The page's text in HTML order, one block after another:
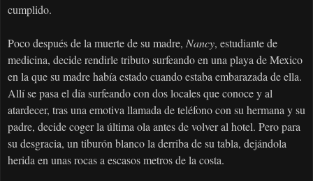
cumplido.
Poco después de la muerte de su madre, Nancy, estudiante de
medicina, decide rendirle tributo surfeando en una playa de Mexico
en la que su madre había estado cuando estaba embarazada de ella.
Allí se pasa el día surfeando con dos locales que conoce y al
atardecer, tras una emotiva llamada de teléfono con su hermana y su
padre, decide coger la última ola antes de volver al hotel. Pero para
su desgracia, un tiburón blanco la derriba de su tabla, dejándola
herida en unas rocas a escasos metros de la costa.